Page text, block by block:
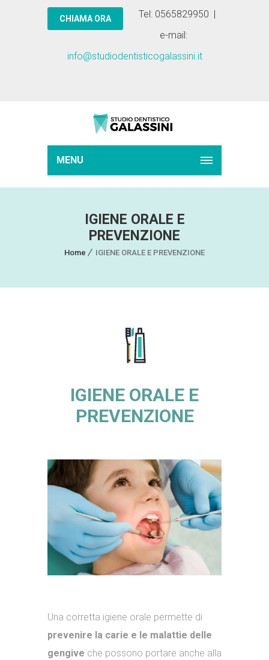
Tel: 0565829950 |
e-mail:
info@studiodentisticogalassini.it
MENU
IGIENE ORALE E
PREVENZIONE
Home IGIENE ORALE E PREVENZIONE
IGIENE ORALE E
PREVENZIONE
Una corretta igiene orale permette di
prevenire la carie e le malattie delle
gengive che possono portare anche alla